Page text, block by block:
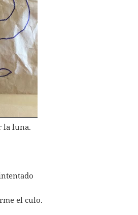
la luna.
el culo.